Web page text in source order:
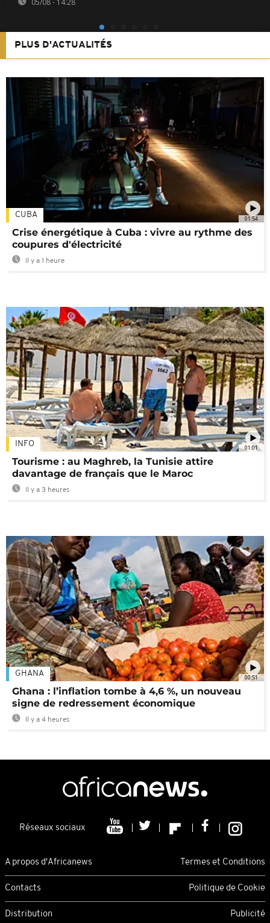
05/08 - 14:28
PLUS D'ACTUALITÉS
01:54
CUBA
Crise énergétique à Cuba : vivre au rythme des
coupures d'électricité
Il y a 1 heure
01:01
INFO
Tourisme : au Maghreb, la Tunisie attire
davantage de français que le Maroc
Il y a 3 heures
00:51
GHANA
Ghana : l’inflation tombe à 4,6 %, un nouveau
signe de redressement économique
Il y a 4 heures
Réseaux sociaux
A propos d'Africanews Termes et Conditions
Contacts Politique de Cookie
Distribution Publicité